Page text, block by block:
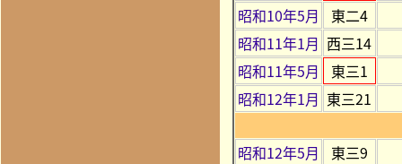
昭和10年5月
東二4
昭和11年1月 西三14
昭和11年5月
東三1
昭和12年1月 東三21
昭和12年5月
東三9